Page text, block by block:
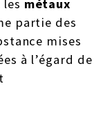
métaux
partie des
mises
à l’égard de